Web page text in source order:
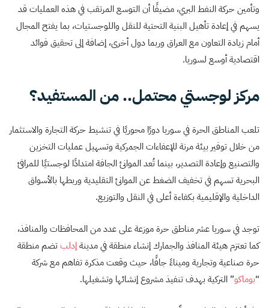
وتأمين حركة النفط البري، مضيفًا أن التوسع المرتقب في هذه العمليات قد
يسهم في إعادة تأهيل البنية التحتية للنقل واللوجستيات، بما يفتح المجال
أمام زيادة التعاون مع العراق وربما دول أخرى، إضافة إلى تحقيق فوائد
اقتصادية أوسع لسوريا.
مركز لوجستي محتمل.. من المستفيد؟
تلعب المناطق الحرة في سوريا دورًا محوريًا في تنشيط حركة التجارة والاستثمار
من خلال توفير بيئة مرنة للإعفاءات الجمركية وتسهيل عمليات التخزين
والتصنيع وإعادة التصدير، بينما تُعد الموانئ الجافة امتدادًا لوجستيًا للمرافئ
البحرية تسهم في تخفيف الضغط عن الموانئ التقليدية وربطها بالأسواق
الداخلية والإقليمية بكفاءة أعلى في النقل والتوزيع.
توجد في سوريا عشر مناطق حرة موزعة على عدد من المحافظات والمنافذ،
كما تعتزم هيئة المنافذ والجمارك إنشاء منطقة في مدينةإدلبتضم منطقة
حرة صناعية وتجارية وميناءً جافًا، حيث وقعت مذكرة تفاهم مع شركة
“بوماكو” التركية بهدف تنفيذ مشروع إنشائها وتشغيلها.